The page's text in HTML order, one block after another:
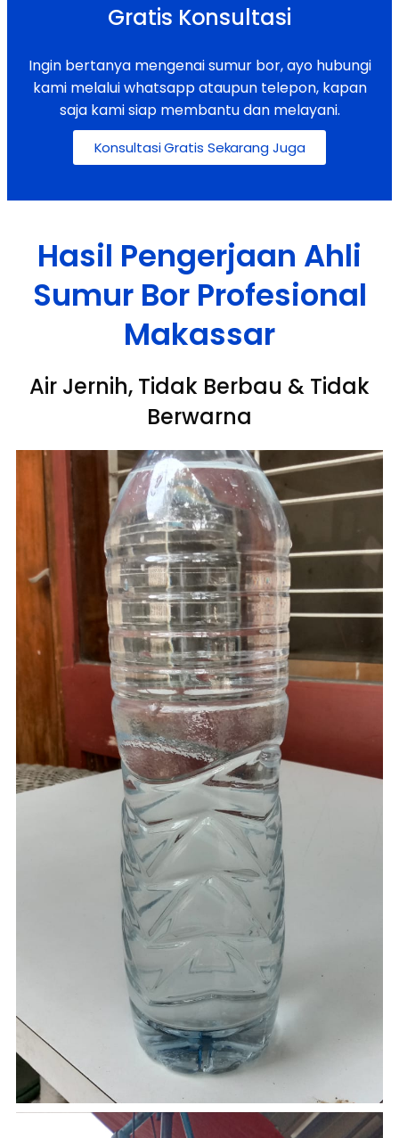
Gratis Konsultasi
Ingin bertanya mengenai sumur bor, ayo hubungi
kami melalui whatsapp ataupun telepon, kapan
saja kami siap membantu dan melayani.
Konsultasi Gratis Sekarang Juga
Hasil Pengerjaan Ahli
Sumur Bor Profesional
Makassar
Air Jernih, Tidak Berbau & Tidak
Berwarna